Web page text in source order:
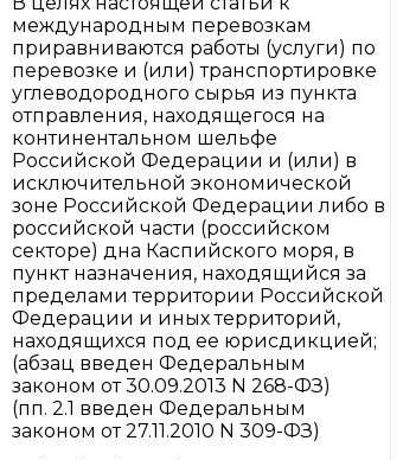
международным перевозкам
приравниваются работы (услуги) по
перевозке и (или) транспортировке
углеводородного сырья из пункта
отправления, находящегося на
континентальном шельфе
Российской Федерации и (или) в
исключительной экономической
зоне Российской Федерации либо в
российской части (российском
секторе) дна Каспийского моря, в
пункт назначения, находящийся за
пределами территории Российской
Федерации и иных территорий,
находящихся под ее юрисдикцией;
(абзац введен Федеральным
законом от 30.09.2013 N 268-ФЗ)
(пп. 2.1 введен Федеральным
законом от 27.11.2010 N 309-ФЗ)